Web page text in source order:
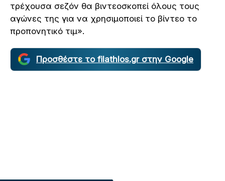
τρέχουσα σεζόν θα βιντεοσκοπεί όλους τους
αγώνες της για να χρησιμοποιεί το βίντεο το
προπονητικό τιμ».
Προσθέστε το filathlos.gr στην Google